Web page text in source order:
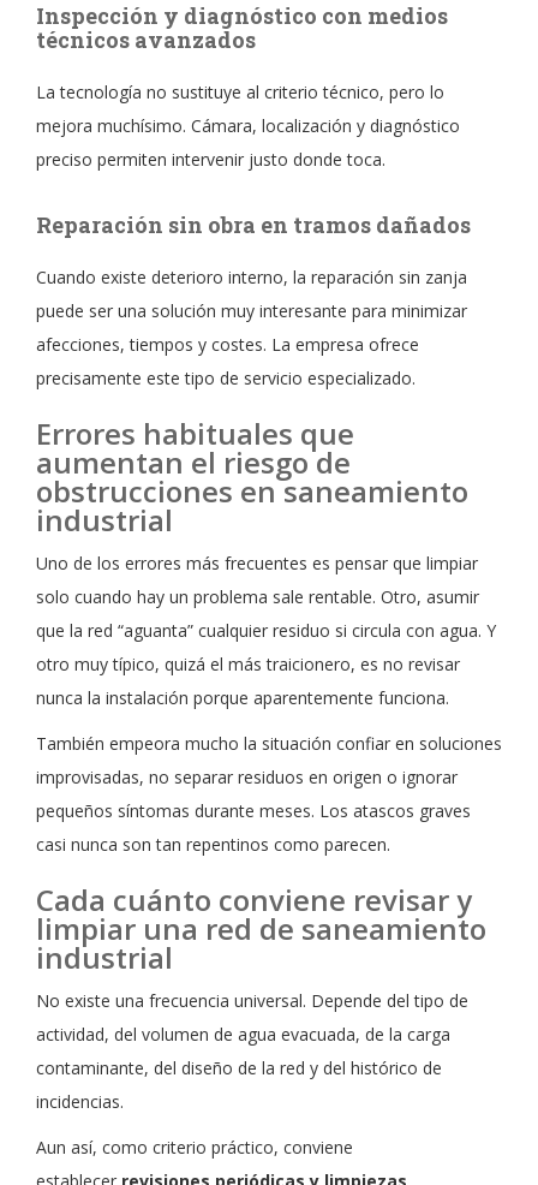
Inspección y diagnóstico con medios
técnicos avanzados
La tecnología no sustituye al criterio técnico, pero lo
mejora muchísimo. Cámara, localización y diagnóstico
preciso permiten intervenir justo donde toca.
Reparación sin obra en tramos dañados
Cuando existe deterioro interno, la reparación sin zanja
puede ser una solución muy interesante para minimizar
afecciones, tiempos y costes. La empresa ofrece
precisamente este tipo de servicio especializado.
Errores habituales que
aumentan el riesgo de
obstrucciones en saneamiento
industrial
Uno de los errores más frecuentes es pensar que limpiar
solo cuando hay un problema sale rentable. Otro, asumir
que la red “aguanta” cualquier residuo si circula con agua. Y
otro muy típico, quizá el más traicionero, es no revisar
nunca la instalación porque aparentemente funciona.
También empeora mucho la situación confiar en soluciones
improvisadas, no separar residuos en origen o ignorar
pequeños síntomas durante meses. Los atascos graves
casi nunca son tan repentinos como parecen.
Cada cuánto conviene revisar y
limpiar una red de saneamiento
industrial
No existe una frecuencia universal. Depende del tipo de
actividad, del volumen de agua evacuada, de la carga
contaminante, del diseño de la red y del histórico de
incidencias.
Aun así, como criterio práctico, conviene